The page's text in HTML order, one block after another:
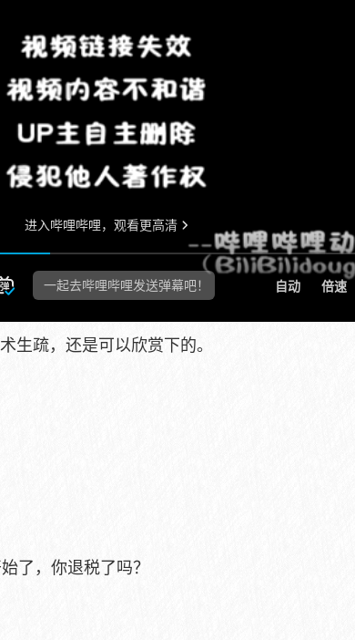
生疏，还是可以欣赏下的。
了，你退税了吗？